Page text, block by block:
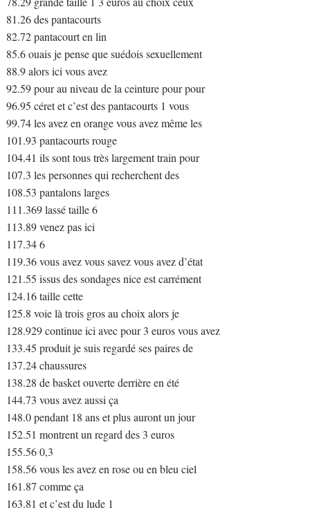
81.26 des pantacourts
82.72 pantacourt en lin
85.6 ouais je pense que suédois sexuellement
88.9 alors ici vous avez
92.59 pour au niveau de la ceinture pour pour
96.95 céret et c’est des pantacourts 1 vous
99.74 les avez en orange vous avez même les
101.93 pantacourts rouge
104.41 ils sont tous très largement train pour
107.3 les personnes qui recherchent des
108.53 pantalons larges
111.369 lassé taille 6
113.89 venez pas ici
117.34 6
119.36 vous avez vous savez vous avez d’état
121.55 issus des sondages nice est carrément
124.16 taille cette
125.8 voie là trois gros au choix alors je
128.929 continue ici avec pour 3 euros vous avez
133.45 produit je suis regardé ses paires de
137.24 chaussures
138.28 de basket ouverte derrière en été
144.73 vous avez aussi ça
148.0 pendant 18 ans et plus auront un jour
152.51 montrent un regard des 3 euros
155.56 0,3
158.56 vous les avez en rose ou en bleu ciel
161.87 comme ça
163.81 et c’est du lude 1